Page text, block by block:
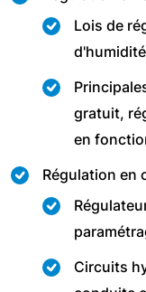
Lois de
d'humidité
gratuit,
en
Régulation en
Circuits